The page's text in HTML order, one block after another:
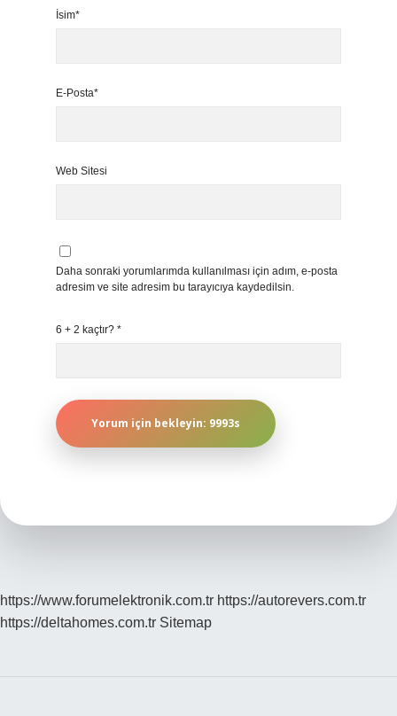
İsim*
E-Posta*
Web Sitesi
Daha sonraki yorumlarımda kullanılması için adım, e-posta
adresim ve site adresim bu tarayıcıya kaydedilsin.
6 + 2 kaçtır? *
https://www.forumelektronik.com.tr https://autorevers.com.tr
https://deltahomes.com.tr Sitemap